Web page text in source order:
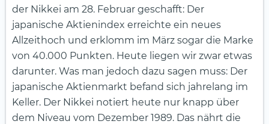
der Nikkei am 28. Februar geschafft: Der
japanische Aktienindex erreichte ein neues
Allzeithoch und erklomm im März sogar die Marke
von 40.000 Punkten. Heute liegen wir zwar etwas
darunter. Was man jedoch dazu sagen muss: Der
japanische Aktienmarkt befand sich jahrelang im
Keller. Der Nikkei notiert heute nur knapp über
dem Niveau vom Dezember 1989. Das nährt die